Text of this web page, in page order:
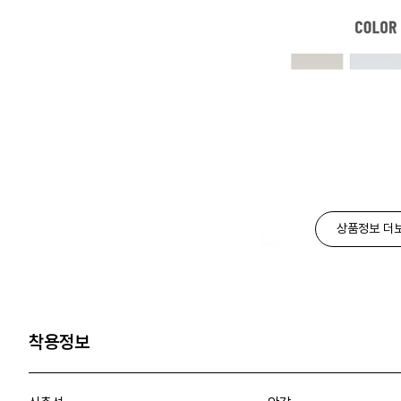
상품정보 더
착용정보